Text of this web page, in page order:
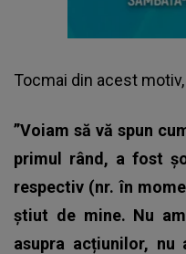
Tocmai din acest
”Voiam să vă spun
primul rând, a fost
respectiv (nr. în
știut de mine. Nu
asupra acțiunilor,